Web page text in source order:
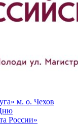
м. о. Чехов